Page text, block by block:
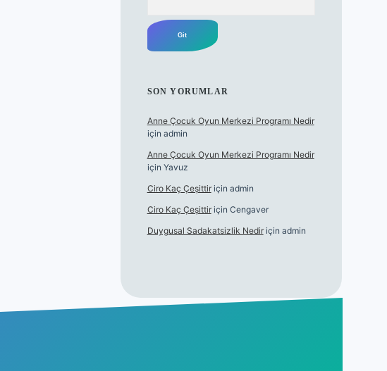
SON YORUMLAR
Anne Çocuk Oyun Merkezi Programı Nedir
için admin
Anne Çocuk Oyun Merkezi Programı Nedir
için Yavuz
Ciro Kaç Çeşittiriçin admin
Ciro Kaç Çeşittiriçin Cengaver
Duygusal Sadakatsizlik Nediriçin admin